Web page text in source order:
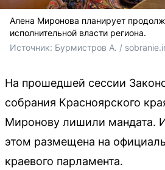
Алена Миронова планирует
исполнительной власти региона.
Источник: Бурмистров А. /
На прошедшей сессии
собрания Красноярского
Миронову лишили мандата.
этом размещена на
краевого парламента.